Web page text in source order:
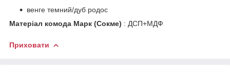
венге темний/дуб родос
Матеріал комода Марк (Сокме) : ДСП+МДФ
Приховати